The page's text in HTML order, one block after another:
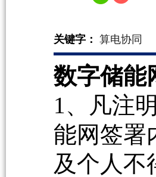
关键字： 算电协同
数字储能
1、凡注
能网签署
及个人不